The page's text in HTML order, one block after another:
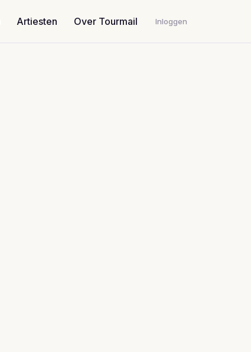
Artiesten Over Tourmail Inloggen